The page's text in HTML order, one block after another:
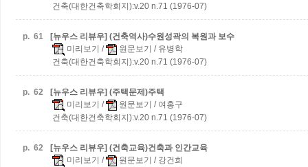
건축(대한건축학회지):v.20 n.71 (1976-07)
p. 61
[뉴우스 리뷰우] (건축역사)수원성곽의 복원과 보수
미리보기 / 원문보기 / 유병학
건축(대한건축학회지):v.20 n.71 (1976-07)
p. 62
[뉴우스 리뷰우] (주택문제)주택
미리보기 / 원문보기 / 여홍구
건축(대한건축학회지):v.20 n.71 (1976-07)
p. 62
[뉴우스 리뷰우] (건축교육)건축과 인간교육
미리보기 / 원문보기 / 강건희